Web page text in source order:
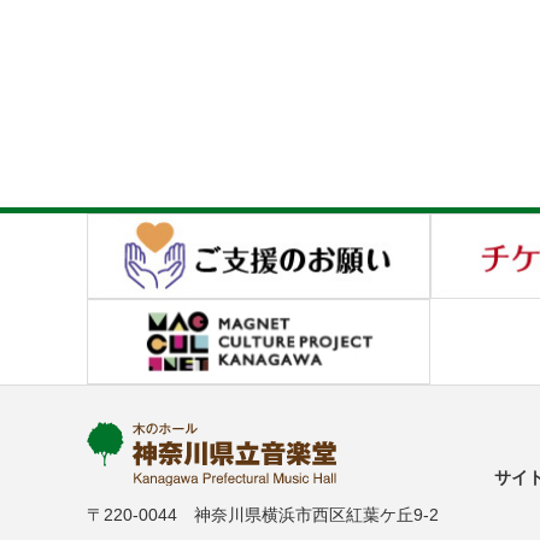
〒220-0044 神奈川県横浜市西区紅葉ケ丘9-2
サイ